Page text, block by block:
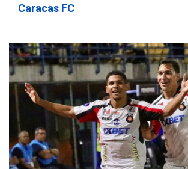
Caracas FC